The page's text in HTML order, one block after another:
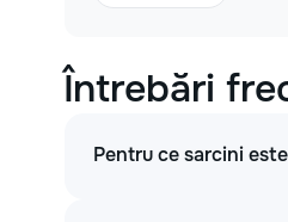
Întrebări
Pentru ce sarcini